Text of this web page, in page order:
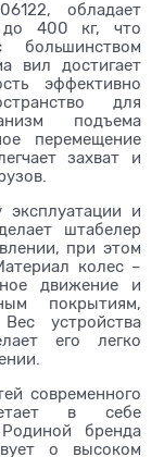
обладает
до 400 кг, что
большинством
вил достигает
эффективно
для
подъема
перемещение
захват и
эксплуатации и
штабелер
при этом
колес –
движение и
покрытиям,
устройства
его легко
современного
в себе
бренда
о высоком